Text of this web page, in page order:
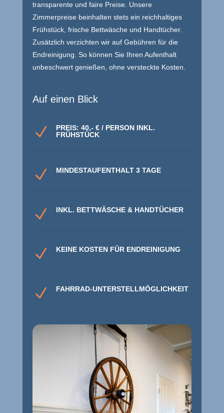
transparente und faire Preise. Unsere
Zimmerpreise beinhalten stets ein reichhaltiges
Frühstück, frische Bettwäsche und Handtücher.
Zusätzlich verzichten wir auf Gebühren für die
Endreinigung. So können Sie Ihren Aufenthalt
unbeschwert genießen, ohne versteckte Kosten.
Auf einen Blick
N
PREIS: 40,- € / PERSON INKL.
FRÜHSTÜCK
N MINDESTAUFENTHALT 3 TAGE
N INKL. BETTWÄSCHE & HANDTÜCHER
N KEINE KOSTEN FÜR ENDREINIGUNG
N FAHRRAD-UNTERSTELLMÖGLICHKEIT